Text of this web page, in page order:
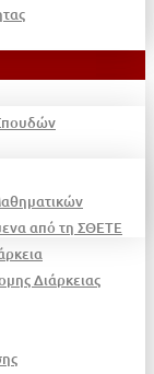
από τη ΣΘΕΤΕ
Διάρκειας